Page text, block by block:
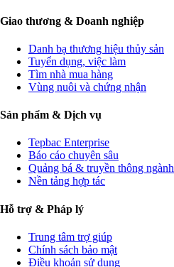
Giao thương & Doanh nghiệp
Danh bạ thương hiệu thủy sản
Tuyển dụng, việc làm
Tìm nhà mua hàng
Vùng nuôi và chứng nhận
Sản phẩm & Dịch vụ
Tepbac Enterprise
Báo cáo chuyên sâu
Quảng bá & truyền thông ngành
Nền tảng hợp tác
Hỗ trợ & Pháp lý
Trung tâm trợ giúp
Chính sách bảo mật
Điều khoản sử dụng